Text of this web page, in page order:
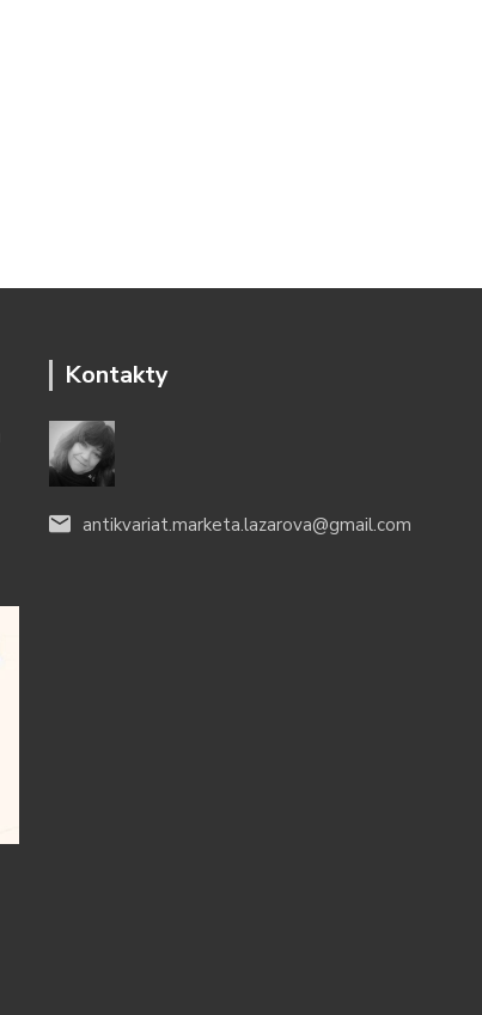
Kontakty
antikvariat.marketa.lazarova@gmail.com